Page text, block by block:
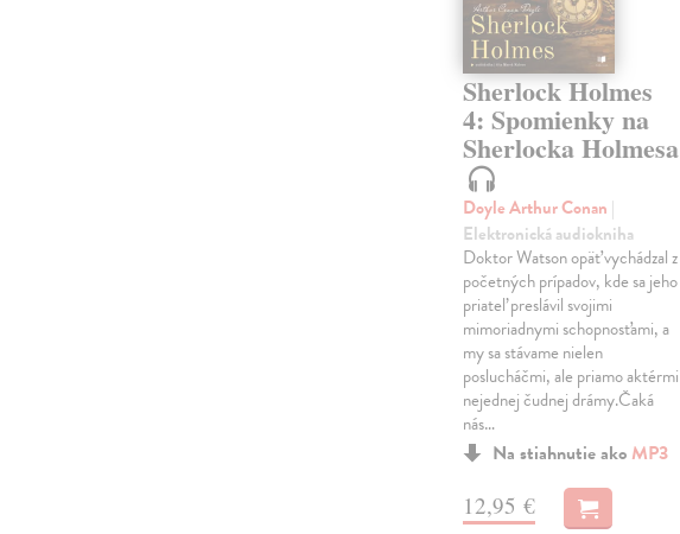
Sherlock Holmes
4: Spomienky na
Sherlocka Holmesa
Doyle Arthur Conan |
Elektronická audiokniha
Doktor Watson opäť vychádzal z
početných prípadov, kde sa jeho
priateľ preslávil svojimi
mimoriadnymi schopnosťami, a
my sa stávame nielen
poslucháčmi, ale priamo aktérmi
nejednej čudnej drámy.Čaká
nás…
Na stiahnutie ako MP3
12,95 €